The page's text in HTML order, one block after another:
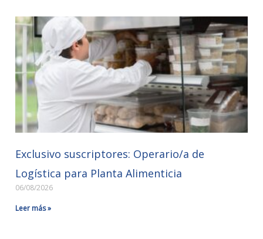
Exclusivo suscriptores: Operario/a de
Logística para Planta Alimenticia
06/08/2026
Leer más »